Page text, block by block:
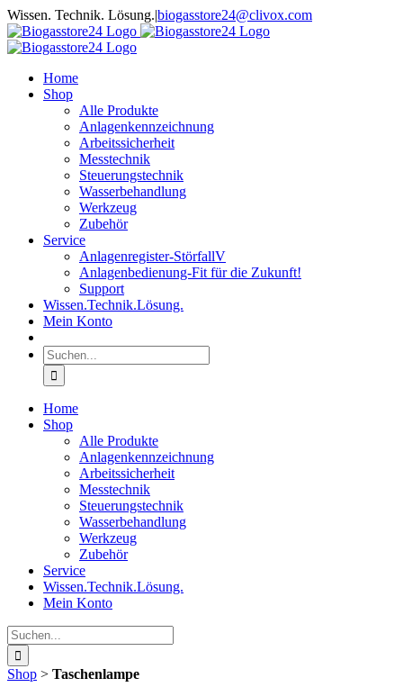
Zum
Inhalt
springen
Wissen. Technik. Lösung.|biogasstore24@clivox.com
Home
Shop
Alle Produkte
Anlagenkennzeichnung
Arbeitssicherheit
Messtechnik
Steuerungstechnik
Wasserbehandlung
Werkzeug
Zubehör
Service
Anlagenregister-StörfallV
Anlagenbedienung-Fit für die Zukunft!
Support
Wissen.Technik.Lösung.
Mein Konto
Suche
nach:
Home
Shop
Alle Produkte
Anlagenkennzeichnung
Arbeitssicherheit
Messtechnik
Steuerungstechnik
Wasserbehandlung
Werkzeug
Zubehör
Service
Wissen.Technik.Lösung.
Mein Konto
Suche
nach:
Shop > Taschenlampe